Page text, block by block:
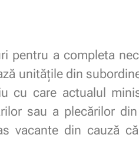
pentru a completa
unitățile din
cu care actualul
sau a plecărilor
vacante din cauză